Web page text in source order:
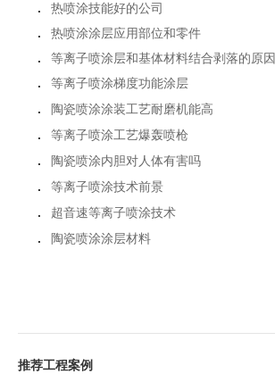
.
热喷涂技能好的公司
.
热喷涂涂层应用部位和零件
.
等离子喷涂层和基体材料结合剥落的原因
.
等离子喷涂梯度功能涂层
.
陶瓷喷涂涂装工艺耐磨机能高
.
等离子喷涂工艺爆轰喷枪
.
陶瓷喷涂内胆对人体有害吗
.
等离子喷涂技术前景
.
超音速等离子喷涂技术
.
陶瓷喷涂涂层材料
推荐工程案例